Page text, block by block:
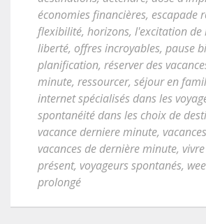
économies financières, escapade
flexibilité, horizons, l'excitation de
liberté, offres incroyables, pause
planification, réserver des
minute, ressourcer, séjour en
internet spécialisés dans les
spontanéité dans les choix de
vacance derniere minute,
vacances de dernière minute,
présent, voyageurs spontanés,
prolongé